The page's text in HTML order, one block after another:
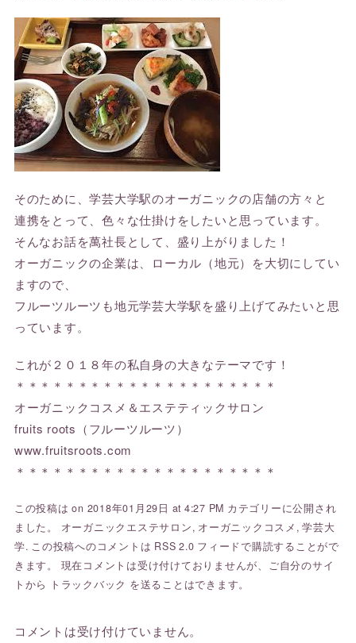
そのために、学芸大学駅のオーガニックの店舗の方々と
連携をとって、色々な仕掛けをしたいと思っています。
そんなお話を萬社長として、盛り上がりました！
オーガニックの企業は、ローカル（地元）を大切にしてい
ますので、
フルーツルーツも地元学芸大学駅を盛り上げてみたいと思
っています。
これが２０１８年の私自身の大きなテーマです！
＊＊＊＊＊＊＊＊＊＊＊＊＊＊＊＊＊＊＊＊＊
オーガニックコスメ＆エステティックサロン
fruits roots（フルーツルーツ）
www.fruitsroots.com
＊＊＊＊＊＊＊＊＊＊＊＊＊＊＊＊＊＊＊＊＊
この投稿は on 2018年01月29日 at 4:27 PM カテゴリーに公開され
ました。 オーガニックエステサロン, オーガニックコスメ ,学芸大
学. この投稿へのコメントは RSS 2.0 フィードで購読することがで
きます。 現在コメントは受け付けておりませんが、ご自分のサイ
トから
トラックバック を送ることはできます。
コメントは受け付けていません。